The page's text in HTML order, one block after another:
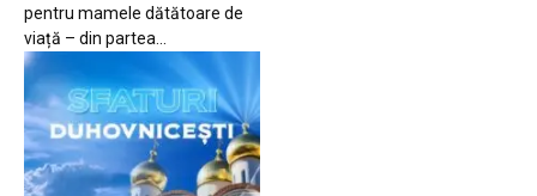
pentru mamele dătătoare de
viață – din partea...